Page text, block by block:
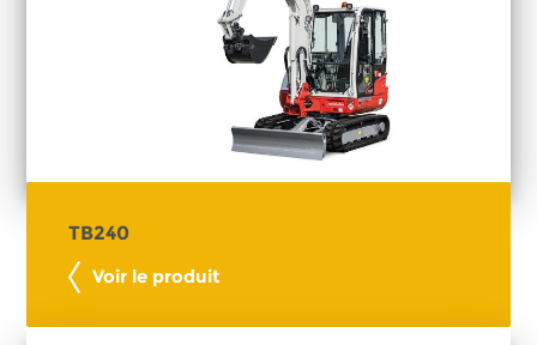
TB240
Voir le produit